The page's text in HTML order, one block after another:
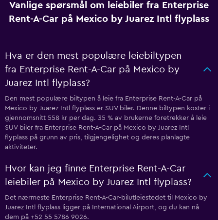
Vanlige spørsmål om leiebiler fra Enterprise
Rent-A-Car på Mexico by Juarez Intl flyplass
Hva er den mest populære leiebiltypen
fra Enterprise Rent-A-Car på Mexico by
Juarez Intl flyplass?
Den mest populære biltypen å leie fra Enterprise Rent-A-Car på
Mexico by Juarez Intl flyplass er SUV biler. Denne biltypen koster i
gjennomsnitt 558 kr per dag. 35 % av brukerne foretrekker å leie
SUV biler fra Enterprise Rent-A-Car på Mexico by Juarez Intl
flyplass på grunn av pris, tilgjengelighet og deres planlagte
aktiviteter.
Hvor kan jeg finne Enterprise Rent-A-Car
leiebiler på Mexico by Juarez Intl flyplass?
Det nærmeste Enterprise Rent-A-Car-bilutleiestedet til Mexico by
Juarez Intl flyplass ligger på International Airport, og du kan nå
dem på +52 55 5786 9026.